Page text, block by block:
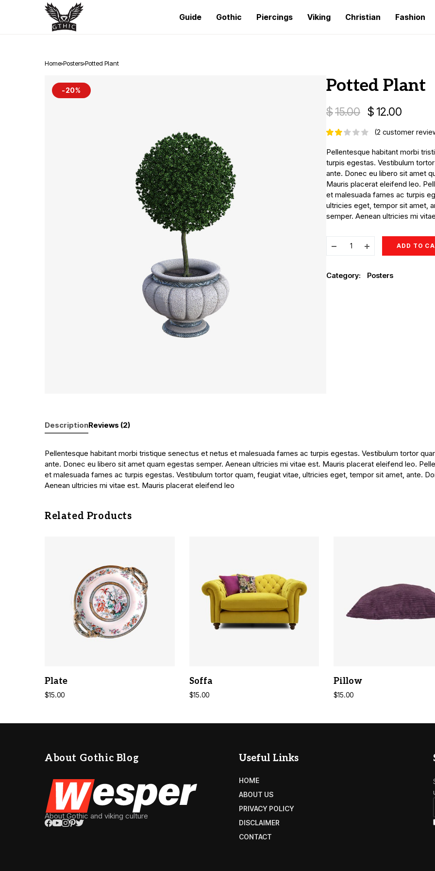
Guide Gothic Piercings Viking Christian Fashion
Home Posters Potted Plant
-20% Potted Plant
$15.00 $ 12.00
(2 customer
Pellentesque habitant morbi
turpis egestas. Vestibulum
ante. Donec eu libero sit amet
Mauris placerat eleifend leo.
et malesuada fames ac turpis
ultricies eget, tempor sit amet,
semper. Aenean ultricies mi
ADD TO
Category: Posters
DescriptionReviews (2)
Pellentesque habitant morbi tristique senectus et netus et malesuada fames ac turpis egestas. Vestibulum tortor
ante. Donec eu libero sit amet quam egestas semper. Aenean ultricies mi vitae est. Mauris placerat eleifend leo.
et malesuada fames ac turpis egestas. Vestibulum tortor quam, feugiat vitae, ultricies eget, tempor sit amet, ante.
Aenean ultricies mi vitae est. Mauris placerat eleifend leo
Related Products
Plate
$15.00
Soffa
$15.00
Pillow
$15.00
About Gothic Blog
About Gothic and viking culture
Useful Links
HOME
ABOUT US
PRIVACY POLICY
DISCLAIMER
CONTACT